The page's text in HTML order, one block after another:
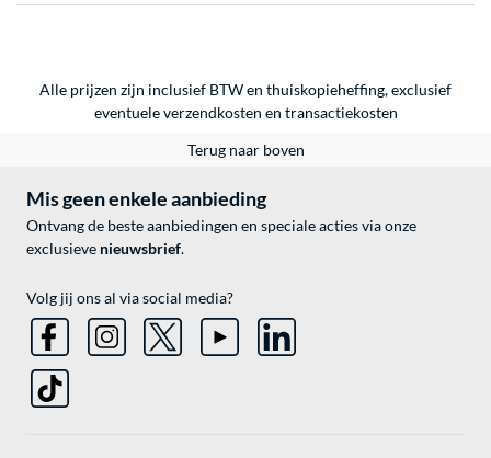
Alle prijzen zijn inclusief BTW en thuiskopieheffing, exclusief
eventueleverzendkosten en transactiekosten
Terug naar boven
Mis geen enkele aanbieding
Ontvang de beste aanbiedingen en speciale acties via onze
exclusieve nieuwsbrief.
Volg jij ons al via social media?